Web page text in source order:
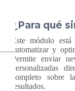
¿Para qué
Este módulo
automatizar y
Permite enviar
personalizadas
completo
resultados.